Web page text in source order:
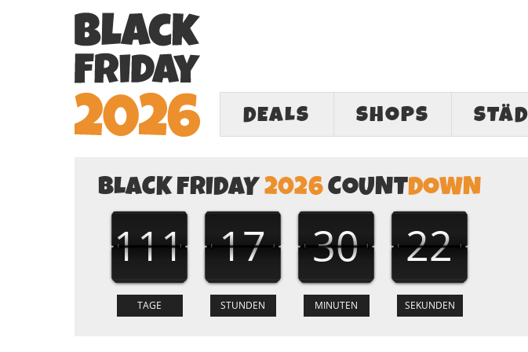
DEALS SHOPS
BLACK FRIDAY2026COUNTDOWN
111 17 30 21